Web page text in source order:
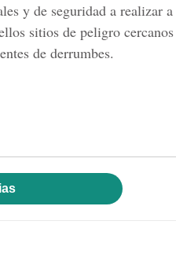
y de seguridad a realizar a
sitios de peligro cercanos
de derrumbes.